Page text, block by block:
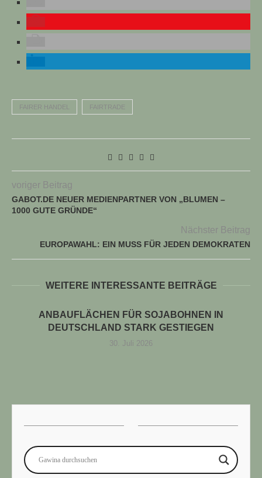
FAIRER HANDEL FAIRTRADE
voriger Beitrag
GABOT.DE NEUER MEDIENPARTNER VON „BLUMEN –
1000 GUTE GRÜNDE“
Nächster Beitrag
EUROPAWAHL: EIN MUSS FÜR JEDEN DEMOKRATEN
WEITERE INTERESSANTE BEITRÄGE
ANBAUFLÄCHEN FÜR SOJABOHNEN IN
DEUTSCHLAND STARK GESTIEGEN
30. Juli 2026